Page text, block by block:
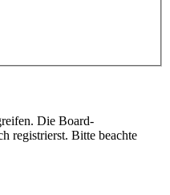
Die Board-
registrierst. Bitte beachte